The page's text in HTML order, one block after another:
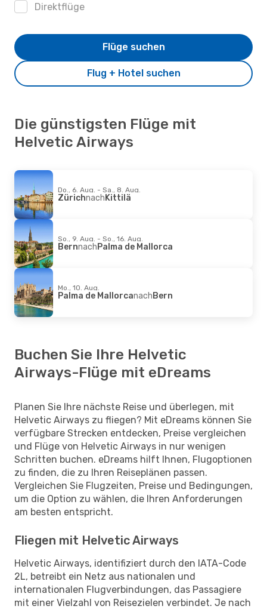
Direktflüge
Flug + Hotel suchen
Flüge suchen
Die günstigsten Flüge mit
Helvetic Airways
Do., 6. Aug. - Sa., 8. Aug.
ZürichnachKittilä
So., 9. Aug. - So., 16. Aug.
BernnachPalma de Mallorca
Mo., 10. Aug.
Palma de MallorcanachBern
Buchen Sie Ihre Helvetic
Airways-Flüge mit eDreams
Planen Sie Ihre nächste Reise und überlegen, mit
Helvetic Airways zu fliegen? Mit eDreams können Sie
verfügbare Strecken entdecken, Preise vergleichen
und Flüge von Helvetic Airways in nur wenigen
Schritten buchen. eDreams hilft Ihnen, Flugoptionen
zu finden, die zu Ihren Reiseplänen passen.
Vergleichen Sie Flugzeiten, Preise und Bedingungen,
um die Option zu wählen, die Ihren Anforderungen
am besten entspricht.
Fliegen mit Helvetic Airways
Helvetic Airways, identifiziert durch den IATA-Code
2L, betreibt ein Netz aus nationalen und
internationalen Flugverbindungen, das Passagiere
mit einer Vielzahl von Reisezielen verbindet. Je nach